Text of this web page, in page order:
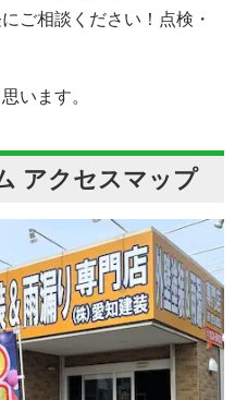
ご相談ください！点検・
います。
アクセスマップ